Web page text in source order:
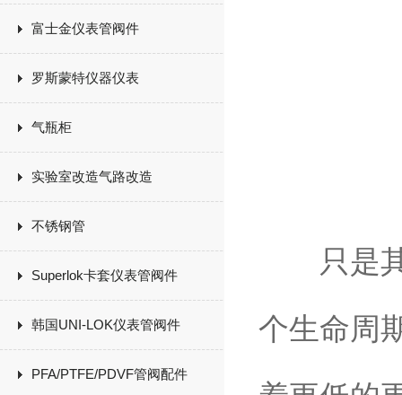
富士金仪表管阀件
罗斯蒙特仪器仪表
气瓶柜
实验室改造气路改造
不锈钢管
Superlok卡套仪表管阀件
韩国UNI-LOK仪表管阀件
PFA/PTFE/PDVF管阀配件
只是其
个生命周